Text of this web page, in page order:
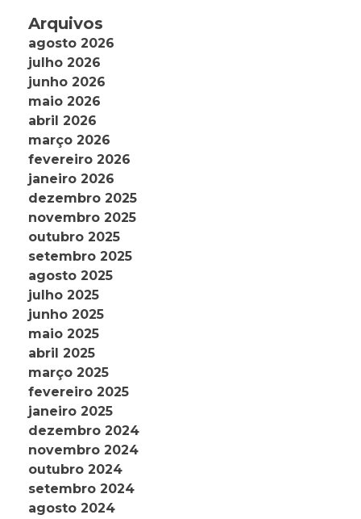
Arquivos
agosto 2026
julho 2026
junho 2026
maio 2026
abril 2026
março 2026
fevereiro 2026
janeiro 2026
dezembro 2025
novembro 2025
outubro 2025
setembro 2025
agosto 2025
julho 2025
junho 2025
maio 2025
abril 2025
março 2025
fevereiro 2025
janeiro 2025
dezembro 2024
novembro 2024
outubro 2024
setembro 2024
agosto 2024